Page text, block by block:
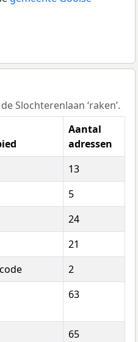
Slochterenlaan ‘raken’.
Aantal
adressen
13
5
24
21
2
63
65